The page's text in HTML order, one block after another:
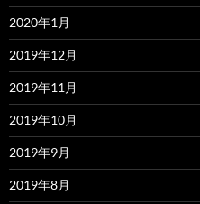
2020年1月
2019年12月
2019年11月
2019年10月
2019年9月
2019年8月